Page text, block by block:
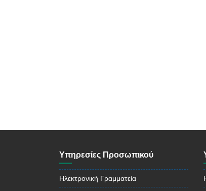
Υπηρεσίες Προσωπικού
Ηλεκτρονική Γραμματεία